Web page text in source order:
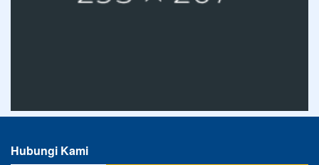
Hubungi Kami